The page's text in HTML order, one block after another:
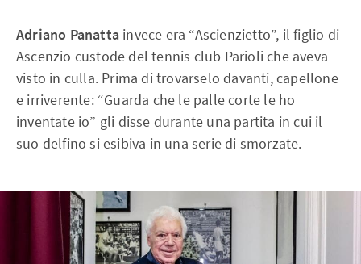
Adriano Panatta invece era “Ascienzietto”, il figlio di
Ascenzio custode del tennis club Parioli che aveva
visto in culla. Prima di trovarselo davanti, capellone
e irriverente: “Guarda che le palle corte le ho
inventate io” gli disse durante una partita in cui il
suo delfino si esibiva in una serie di smorzate.